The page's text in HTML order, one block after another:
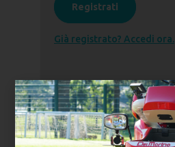
Condividi su
Registrati
Già registrato? Accedi ora.
Correlati